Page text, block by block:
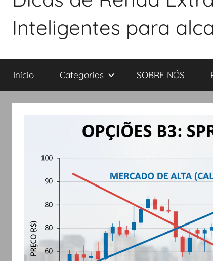
Inteligentes para
Início Categorias SOBRE NÓS